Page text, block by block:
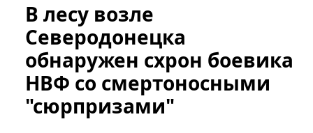
В лесу возле
Северодонецка
обнаружен схрон боевика
НВФ со смертоносными
"сюрпризами"